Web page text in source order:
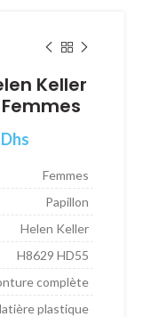
Keller
Dhs
Femmes
Papillon
Helen Keller
H8629 HD55
complète
plastique